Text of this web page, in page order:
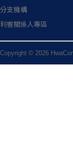
分支機構
利害關係人專區
Copyright © 2026